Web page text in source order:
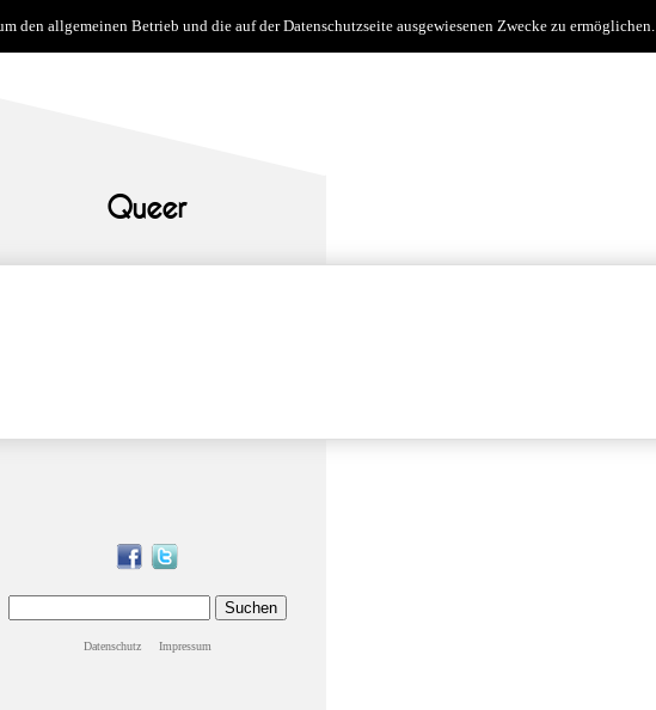
kurzfilme filmemacher genrenale kontakt
Queer
Datenschutz Impressum
den allgemeinen Betrieb und die auf der Datenschutzseite ausgewiesenen Zwecke zu ermöglichen.